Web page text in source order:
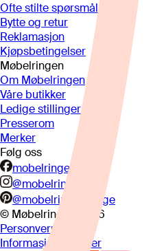
Ofte stilte spørsmål
Bytte og retur
Reklamasjon
Kjøpsbetingelser
Møbelringen
Om Møbelringen
Våre butikker
Ledige stillinger
Presserom
Merker
Følg oss
mobelringen.no
@mobelringen
@mobelringennorge
© Møbelringen
2026
Personvern
Informasjonskapsler